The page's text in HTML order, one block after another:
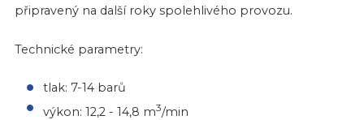
připravený na další roky spolehlivého provozu.
Technické parametry:
tlak: 7-14 barů
výkon: 12,2 - 14,8 m3/min